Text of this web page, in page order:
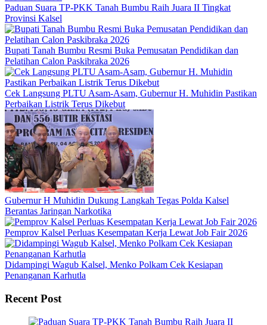
Paduan Suara TP-PKK Tanah Bumbu Raih Juara II Tingkat
Provinsi Kalsel
Bupati Tanah Bumbu Resmi Buka Pemusatan Pendidikan dan
Pelatihan Calon Paskibraka 2026
Cek Langsung PLTU Asam-Asam, Gubernur H. Muhidin Pastikan
Perbaikan Listrik Terus Dikebut
Gubernur H Muhidin Dukung Langkah Tegas Polda Kalsel
Berantas Jaringan Narkotika
Pemprov Kalsel Perluas Kesempatan Kerja Lewat Job Fair 2026
Didampingi Wagub Kalsel, Menko Polkam Cek Kesiapan
Penanganan Karhutla
Recent Post